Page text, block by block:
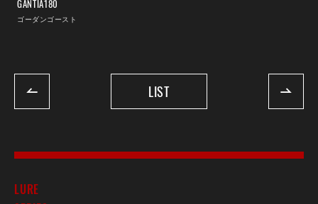
GANTIA180
ゴーダンゴースト
LIST
LURE